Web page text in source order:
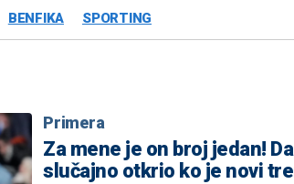
BENFIKA SPORTING
Primera
Za mene je on broj jedan!
slučajno otkrio ko je novi